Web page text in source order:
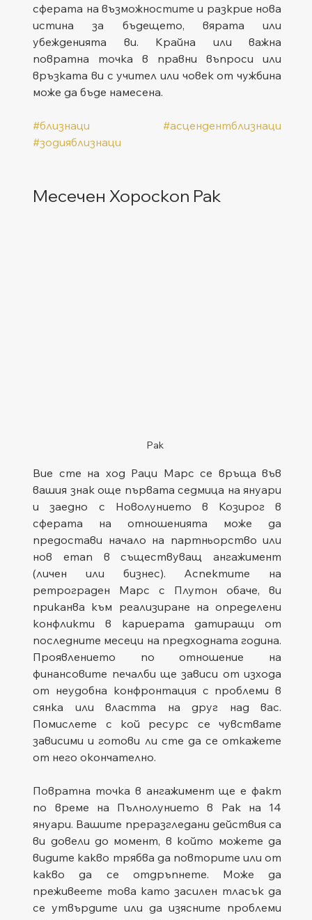
сферата на възможностите и разкрие нова
истина за бъдещето, вярата или
убежденията ви. Крайна или важна
повратна точка в правни въпроси или
връзката ви с учител или човек от чужбина
може да бъде намесена.
#близнаци
#асцендентблизнаци
#зодияблизнаци
Месечен Хороскоп Рак
Рак
Вие сте на ход Раци Марс се връща във
вашия знак още първата седмица на януари
и заедно с Новолунието в Козирог в
сферата на отношенията може да
предостави начало на партньорство или
нов етап в съществуващ ангажимент
(личен или бизнес). Аспектите на
ретрограден Марс с Плутон обаче, ви
приканва към реализиране на определени
конфликти в кариерата датиращи от
последните месеци на предходната година.
Проявлението по отношение на
финансовите печалби ще зависи от изхода
от неудобна конфронтация с проблеми в
сянка или властта на друг над вас.
Помислете с кой ресурс се чувствате
зависими и готови ли сте да се откажете
от него окончателно.
Повратна точка в ангажимент ще е факт
по време на Пълнолунието в Рак на 14
януари. Вашите преразгледани действия са
ви довели до момент, в който можете да
видите какво трябва да повторите или от
какво да се отдръпнете. Може да
преживеете това като засилен тласък да
се утвърдите или да изясните проблеми